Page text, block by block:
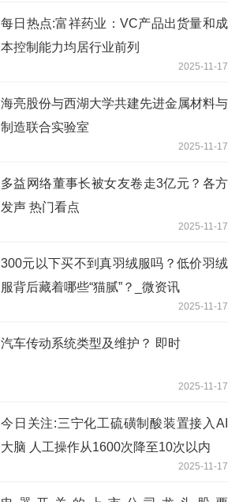
每日热点:富祥药业：VC产品出货量和成
本控制能力均居行业前列
2025-11-17
海亮股份与西湖大学共建先进金属材料与
制造联合实验室
2025-11-17
多益网络董事长被女友卷走3亿元？各方
发声 热门看点
2025-11-17
300元以下买不到真羽绒服吗？低价羽绒
服背后藏着哪些“猫腻”？_微资讯
2025-11-17
汽车传动系统类型及维护？ 即时
2025-11-17
今日关注:三宁化工硫磺制酸装置接入AI
大脑 人工操作从1600次降至10次以内
2025-11-17